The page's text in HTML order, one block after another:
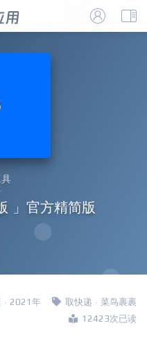
」官方精简版
· 2021年 取快递 · 菜鸟裹裹
12423次已读